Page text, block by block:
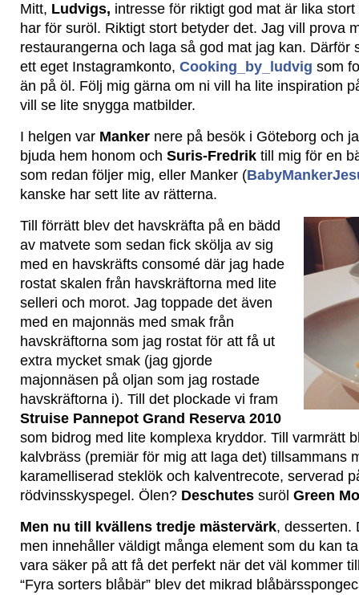
Mitt, Ludvigs, intresse för riktigt god mat är lika
har för suröl. Riktigt stort betyder det. Jag vill prova
restaurangerna och laga så god mat jag kan. Därför
ett eget Instagramkonto, Cooking_by_ludvig som
än på öl. Följ mig gärna om ni vill ha lite inspiration
vill se lite snygga matbilder.
I helgen var Manker nere på besök i Göteborg och
bjuda hem honom och Suris-Fredrik till mig för en
som redan följer mig, eller Manker (
kanske har sett lite av rätterna.
Till förrätt blev det havskräfta på en bädd
av matvete som sedan fick skölja av sig
med en havskräfts consomé där jag hade
rostat skalen från havskräftorna med lite
selleri och morot. Jag toppade det även
med en majonnäs med smak från
havskräftorna som jag rostat för att få ut
extra mycket smak (jag gjorde
majonnäsen på oljan som jag rostade
havskräftorna i). Till det plockade vi fram
Struise Pannepot Grand Reserva 2010
som bidrog med lite komplexa kryddor. Till varmrätt
kalvbräss (premiär för mig att laga det) tillsammans
karamelliserad steklök och kalventrecote, serverad
rödvinsskyspegel. Ölen? Deschutes suröl Green
Men nu till kvällens tredje mästervärk, desserten.
men innehåller väldigt många element som du kan
vara säker på att få det perfekt när det väl kommer
“Fyra sorters blåbär” blev det mikrad